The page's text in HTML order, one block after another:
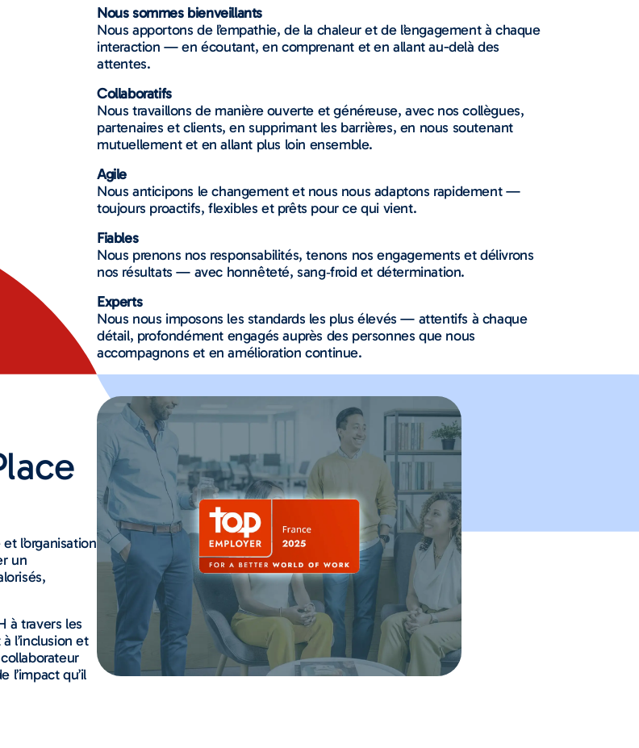
Nous sommes bienveillants
Nous apportons de l’empathie, de la chaleur et de l’engagement à chaque
interaction — en écoutant, en comprenant et en allant au-delà des
attentes.
Collaboratifs
Nous travaillons de manière ouverte et généreuse, avec nos collègues,
partenaires et clients, en supprimant les barrières, en nous soutenant
mutuellement et en allant plus loin ensemble.
Agile
Nous anticipons le changement et nous nous adaptons rapidement —
toujours proactifs, flexibles et prêts pour ce qui vient.
Fiables
Nous prenons nos responsabilités, tenons nos engagements et délivrons
nos résultats — avec honnêteté, sang‑froid et détermination.
Experts
Nous nous imposons les standards les plus élevés — attentifs à chaque
détail, profondément engagés auprès des personnes que nous
accompagnons et en amélioration continue.
l’organisation
un
à travers les
l’inclusion et
l’impact qu’il